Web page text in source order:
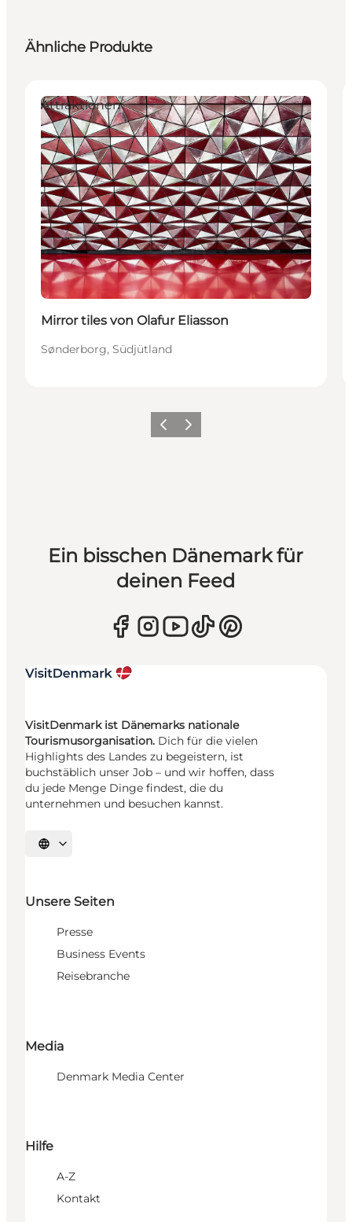
Ähnliche Produkte
Attraktionen
Mirror tiles von Olafur Eliasson
Sønderborg, Südjütland
ZurückWeiter
Ein bisschen Dänemark für
deinen Feed
VisitDenmark ist Dänemarks nationale
Tourismusorganisation. Dich für die vielen
Highlights des Landes zu begeistern, ist
buchstäblich unser Job – und wir hoffen, dass
du jede Menge Dinge findest, die du
unternehmen und besuchen kannst.
Sprache auswählen
Unsere Seiten
Presse
Business Events
Reisebranche
Media
Denmark Media Center
Hilfe
A-Z
Kontakt